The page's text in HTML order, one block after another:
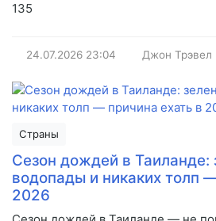
135
24.07.2026 23:04 Джон Трэвел
Страны
Сезон дождей в Таиланде:
водопады и никаких толп
2026